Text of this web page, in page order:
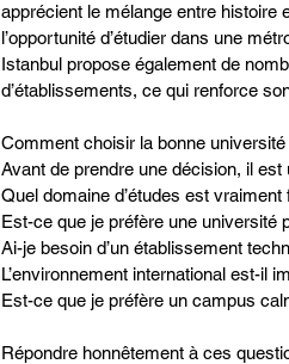
apprécient le mélange entre histoire
l’opportunité d’étudier dans une
Istanbul propose également de
d’établissements, ce qui renforce
Comment choisir la bonne université
Avant de prendre une décision, il
Quel domaine d’études est vraiment
Est-ce que je préfère une université
Ai-je besoin d’un établissement
L’environnement international est-il
Est-ce que je préfère un campus
Répondre honnêtement à ces